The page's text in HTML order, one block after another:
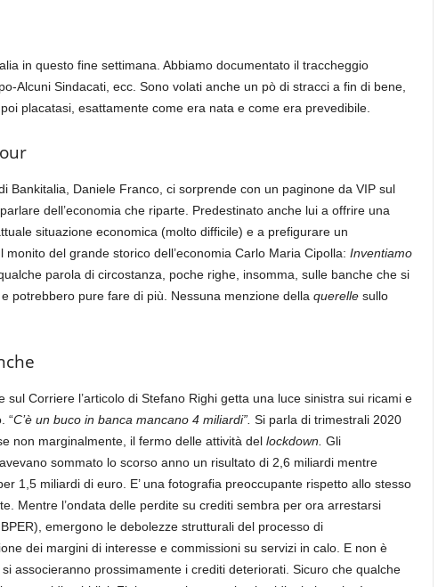
in questo fine settimana. Abbiamo documentato il traccheggio
Alcuni Sindacati, ecc. Sono volati anche un pò di stracci a fin di bene,
placatasi, esattamente come era nata e come era prevedibile.
Bankitalia, Daniele Franco, ci sorprende con un paginone da VIP sul
dell’economia che riparte. Predestinato anche lui a offrire una
situazione economica (molto difficile) e a prefigurare un
monito del grande storico dell’economia Carlo Maria Cipolla: Inventiamo
parola di circostanza, poche righe, insomma, sulle banche che si
potrebbero pure fare di più. Nessuna menzione della querelle sullo
sul Corriere l’articolo di Stefano Righi getta una luce sinistra sui ricami e
“C’è un buco in banca mancano 4 miliardi”. Si parla di trimestrali 2020
non marginalmente, il fermo delle attività del lockdown. Gli
sommato lo scorso anno un risultato di 2,6 miliardi mentre
1,5 miliardi di euro. E’ una fotografia preoccupante rispetto allo stesso
Mentre l’ondata delle perdite su crediti sembra per ora arrestarsi
emergono le debolezze strutturali del processo di
dei margini di interesse e commissioni su servizi in calo. E non è
associeranno prossimamente i crediti deteriorati. Sicuro che qualche